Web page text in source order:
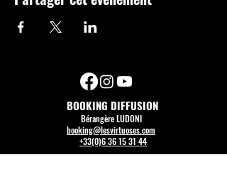
BOOKING DIFFUSION
Bérangère LUDONI
booking@lesvirtuoses.com
+33(0)6 36 15 31 44